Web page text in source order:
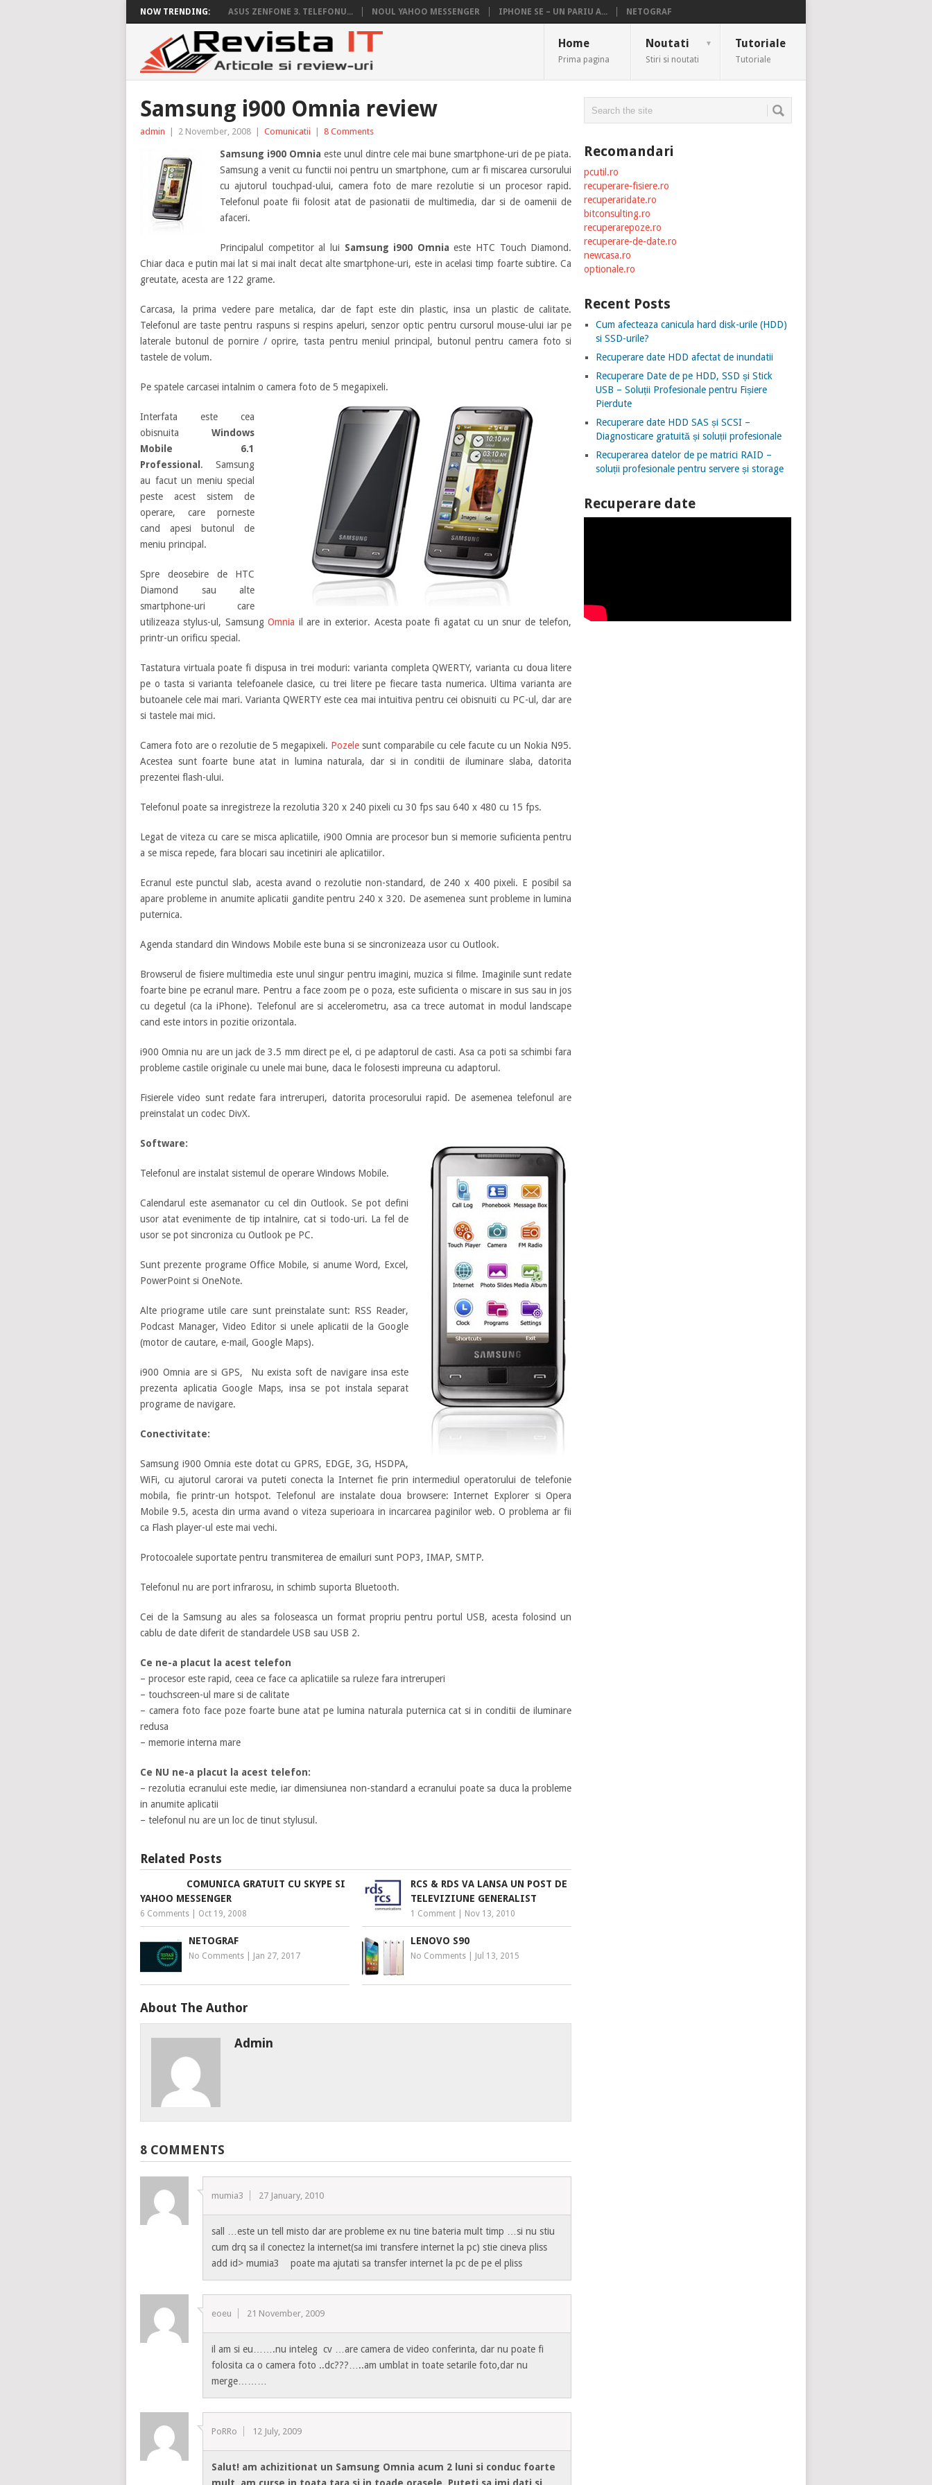
NOW TRENDING: ASUS ZENFONE 3. TELEFONU... NOUL YAHOO MESSENGER IPHONE SE – UN PARIU A... NETOGRAF
Home
Prima pagina
Noutati
Stiri si noutati
▼ Tutoriale
Tutoriale
Samsung i900 Omnia review
admin 2 November, 2008 Comunicatii 8 Comments
Samsung i900 Omnia este unul dintre cele mai bune smartphone-uri de pe piata.
Samsung a venit cu functii noi pentru un smartphone, cum ar fi miscarea cursorului
cu ajutorul touchpad-ului, camera foto de mare rezolutie si un procesor rapid.
Telefonul poate fii folosit atat de pasionatii de multimedia, dar si de oamenii de
afaceri.
Principalul competitor al lui Samsung i900 Omnia este HTC Touch Diamond.
Chiar daca e putin mai lat si mai inalt decat alte smartphone-uri, este in acelasi timp foarte subtire. Ca
greutate, acesta are 122 grame.
Carcasa, la prima vedere pare metalica, dar de fapt este din plastic, insa un plastic de calitate.
Telefonul are taste pentru raspuns si respins apeluri, senzor optic pentru cursorul mouse-ului iar pe
laterale butonul de pornire / oprire, tasta pentru meniul principal, butonul pentru camera foto si
tastele de volum.
Pe spatele carcasei intalnim o camera foto de 5 megapixeli.
Interfata este cea
obisnuitaWindows
Mobile 6.1
Professional . Samsung
au facut un meniu special
peste acest sistem de
operare, care porneste
cand apesi butonul de
meniu principal.
Spre deosebire de HTC
Diamond sau alte
smartphone-uri care
utilizeaza stylus-ul, SamsungOmnia il are in exterior. Acesta poate fi agatat cu un snur de telefon,
printr-un orificu special.
Tastatura virtuala poate fi dispusa in trei moduri: varianta completa QWERTY, varianta cu doua litere
pe o tasta si varianta telefoanele clasice, cu trei litere pe fiecare tasta numerica. Ultima varianta are
butoanele cele mai mari. Varianta QWERTY este cea mai intuitiva pentru cei obisnuiti cu PC-ul, dar are
si tastele mai mici.
Camera foto are o rezolutie de 5 megapixeli. Pozele sunt comparabile cu cele facute cu un Nokia N95.
Acestea sunt foarte bune atat in lumina naturala, dar si in conditii de iluminare slaba, datorita
prezentei flash-ului.
Telefonul poate sa inregistreze la rezolutia 320 x 240 pixeli cu 30 fps sau 640 x 480 cu 15 fps.
Legat de viteza cu care se misca aplicatiile, i900 Omnia are procesor bun si memorie suficienta pentru
a se misca repede, fara blocari sau incetiniri ale aplicatiilor.
Ecranul este punctul slab, acesta avand o rezolutie non-standard, de 240 x 400 pixeli. E posibil sa
apare probleme in anumite aplicatii gandite pentru 240 x 320. De asemenea sunt probleme in lumina
puternica.
Agenda standard din Windows Mobile este buna si se sincronizeaza usor cu Outlook.
Browserul de fisiere multimedia este unul singur pentru imagini, muzica si filme. Imaginile sunt redate
foarte bine pe ecranul mare. Pentru a face zoom pe o poza, este suficienta o miscare in sus sau in jos
cu degetul (ca la iPhone). Telefonul are si accelerometru, asa ca trece automat in modul landscape
cand este intors in pozitie orizontala.
i900 Omnia nu are un jack de 3.5 mm direct pe el, ci pe adaptorul de casti. Asa ca poti sa schimbi fara
probleme castile originale cu unele mai bune, daca le folosesti impreuna cu adaptorul.
Fisierele video sunt redate fara intreruperi, datorita procesorului rapid. De asemenea telefonul are
preinstalat un codec DivX.
Software:
Telefonul are instalat sistemul de operare Windows Mobile.
Calendarul este asemanator cu cel din Outlook. Se pot defini
usor atat evenimente de tip intalnire, cat si todo-uri. La fel de
usor se pot sincroniza cu Outlook pe PC.
Sunt prezente programe Office Mobile, si anume Word, Excel,
PowerPoint si OneNote.
Alte priograme utile care sunt preinstalate sunt: RSS Reader,
Podcast Manager, Video Editor si unele aplicatii de la Google
(motor de cautare, e-mail, Google Maps).
i900 Omnia are si GPS, Nu exista soft de navigare insa este
prezenta aplicatia Google Maps, insa se pot instala separat
programe de navigare.
Conectivitate:
Samsung i900 Omnia este dotat cu GPRS, EDGE, 3G, HSDPA,
WiFi, cu ajutorul carorai va puteti conecta la Internet fie prin intermediul operatorului de telefonie
mobila, fie printr-un hotspot. Telefonul are instalate doua browsere: Internet Explorer si Opera
Mobile 9.5, acesta din urma avand o viteza superioara in incarcarea paginilor web. O problema ar fii
ca Flash player-ul este mai vechi.
Protocoalele suportate pentru transmiterea de emailuri sunt POP3, IMAP, SMTP.
Telefonul nu are port infrarosu, in schimb suporta Bluetooth.
Cei de la Samsung au ales sa foloseasca un format propriu pentru portul USB, acesta folosind un
cablu de date diferit de standardele USB sau USB 2.
Ce ne-a placut la acest telefon
– procesor este rapid, ceea ce face ca aplicatiile sa ruleze fara intreruperi
– touchscreen-ul mare si de calitate
– camera foto face poze foarte bune atat pe lumina naturala puternica cat si in conditii de iluminare
redusa
– memorie interna mare
Ce NU ne-a placut la acest telefon:
– rezolutia ecranului este medie, iar dimensiunea non-standard a ecranului poate sa duca la probleme
in anumite aplicatii
– telefonul nu are un loc de tinut stylusul.
Related Posts
COMUNICA GRATUIT CU SKYPE SI
YAHOO MESSENGER
6 Comments Oct 19, 2008
RCS & RDS VA LANSA UN POST DE
TELEVIZIUNE GENERALIST
1 Comment Nov 13, 2010
NETOGRAF
No Comments Jan 27, 2017
LENOVO S90
No Comments Jul 13, 2015
About The Author
Admin
8 COMMENTS
mumia3 27 January, 2010
sall …este un tell misto dar are probleme ex nu tine bateria mult timp …si nu stiu
cum drq sa il conectez la internet(sa imi transfere internet la pc) stie cineva pliss
add id> mumia3 poate ma ajutati sa transfer internet la pc de pe el pliss
eoeu 21 November, 2009
il am si eu…….nu inteleg cv …are camera de video conferinta, dar nu poate fi
folosita ca o camera foto ..dc???…..am umblat in toate setarile foto,dar nu
merge………
PoRRo 12 July, 2009
Salut! am achizitionat un Samsung Omnia acum 2 luni si conduc foarte
Recomandari
pcutil.ro
recuperare-fisiere.ro
recuperaridate.ro
bitconsulting.ro
recuperarepoze.ro
recuperare-de-date.ro
newcasa.ro
optionale.ro
Recent Posts
Cum afecteaza canicula hard disk-urile (HDD)
si SSD-urile?
Recuperare date HDD afectat de inundatii
Recuperare Date de pe HDD, SSD și Stick
USB – Soluții Profesionale pentru Fișiere
Pierdute
Recuperare date HDD SAS și SCSI –
Diagnosticare gratuită și soluții profesionale
Recuperarea datelor de pe matrici RAID –
soluții profesionale pentru servere și storage
Recuperare date